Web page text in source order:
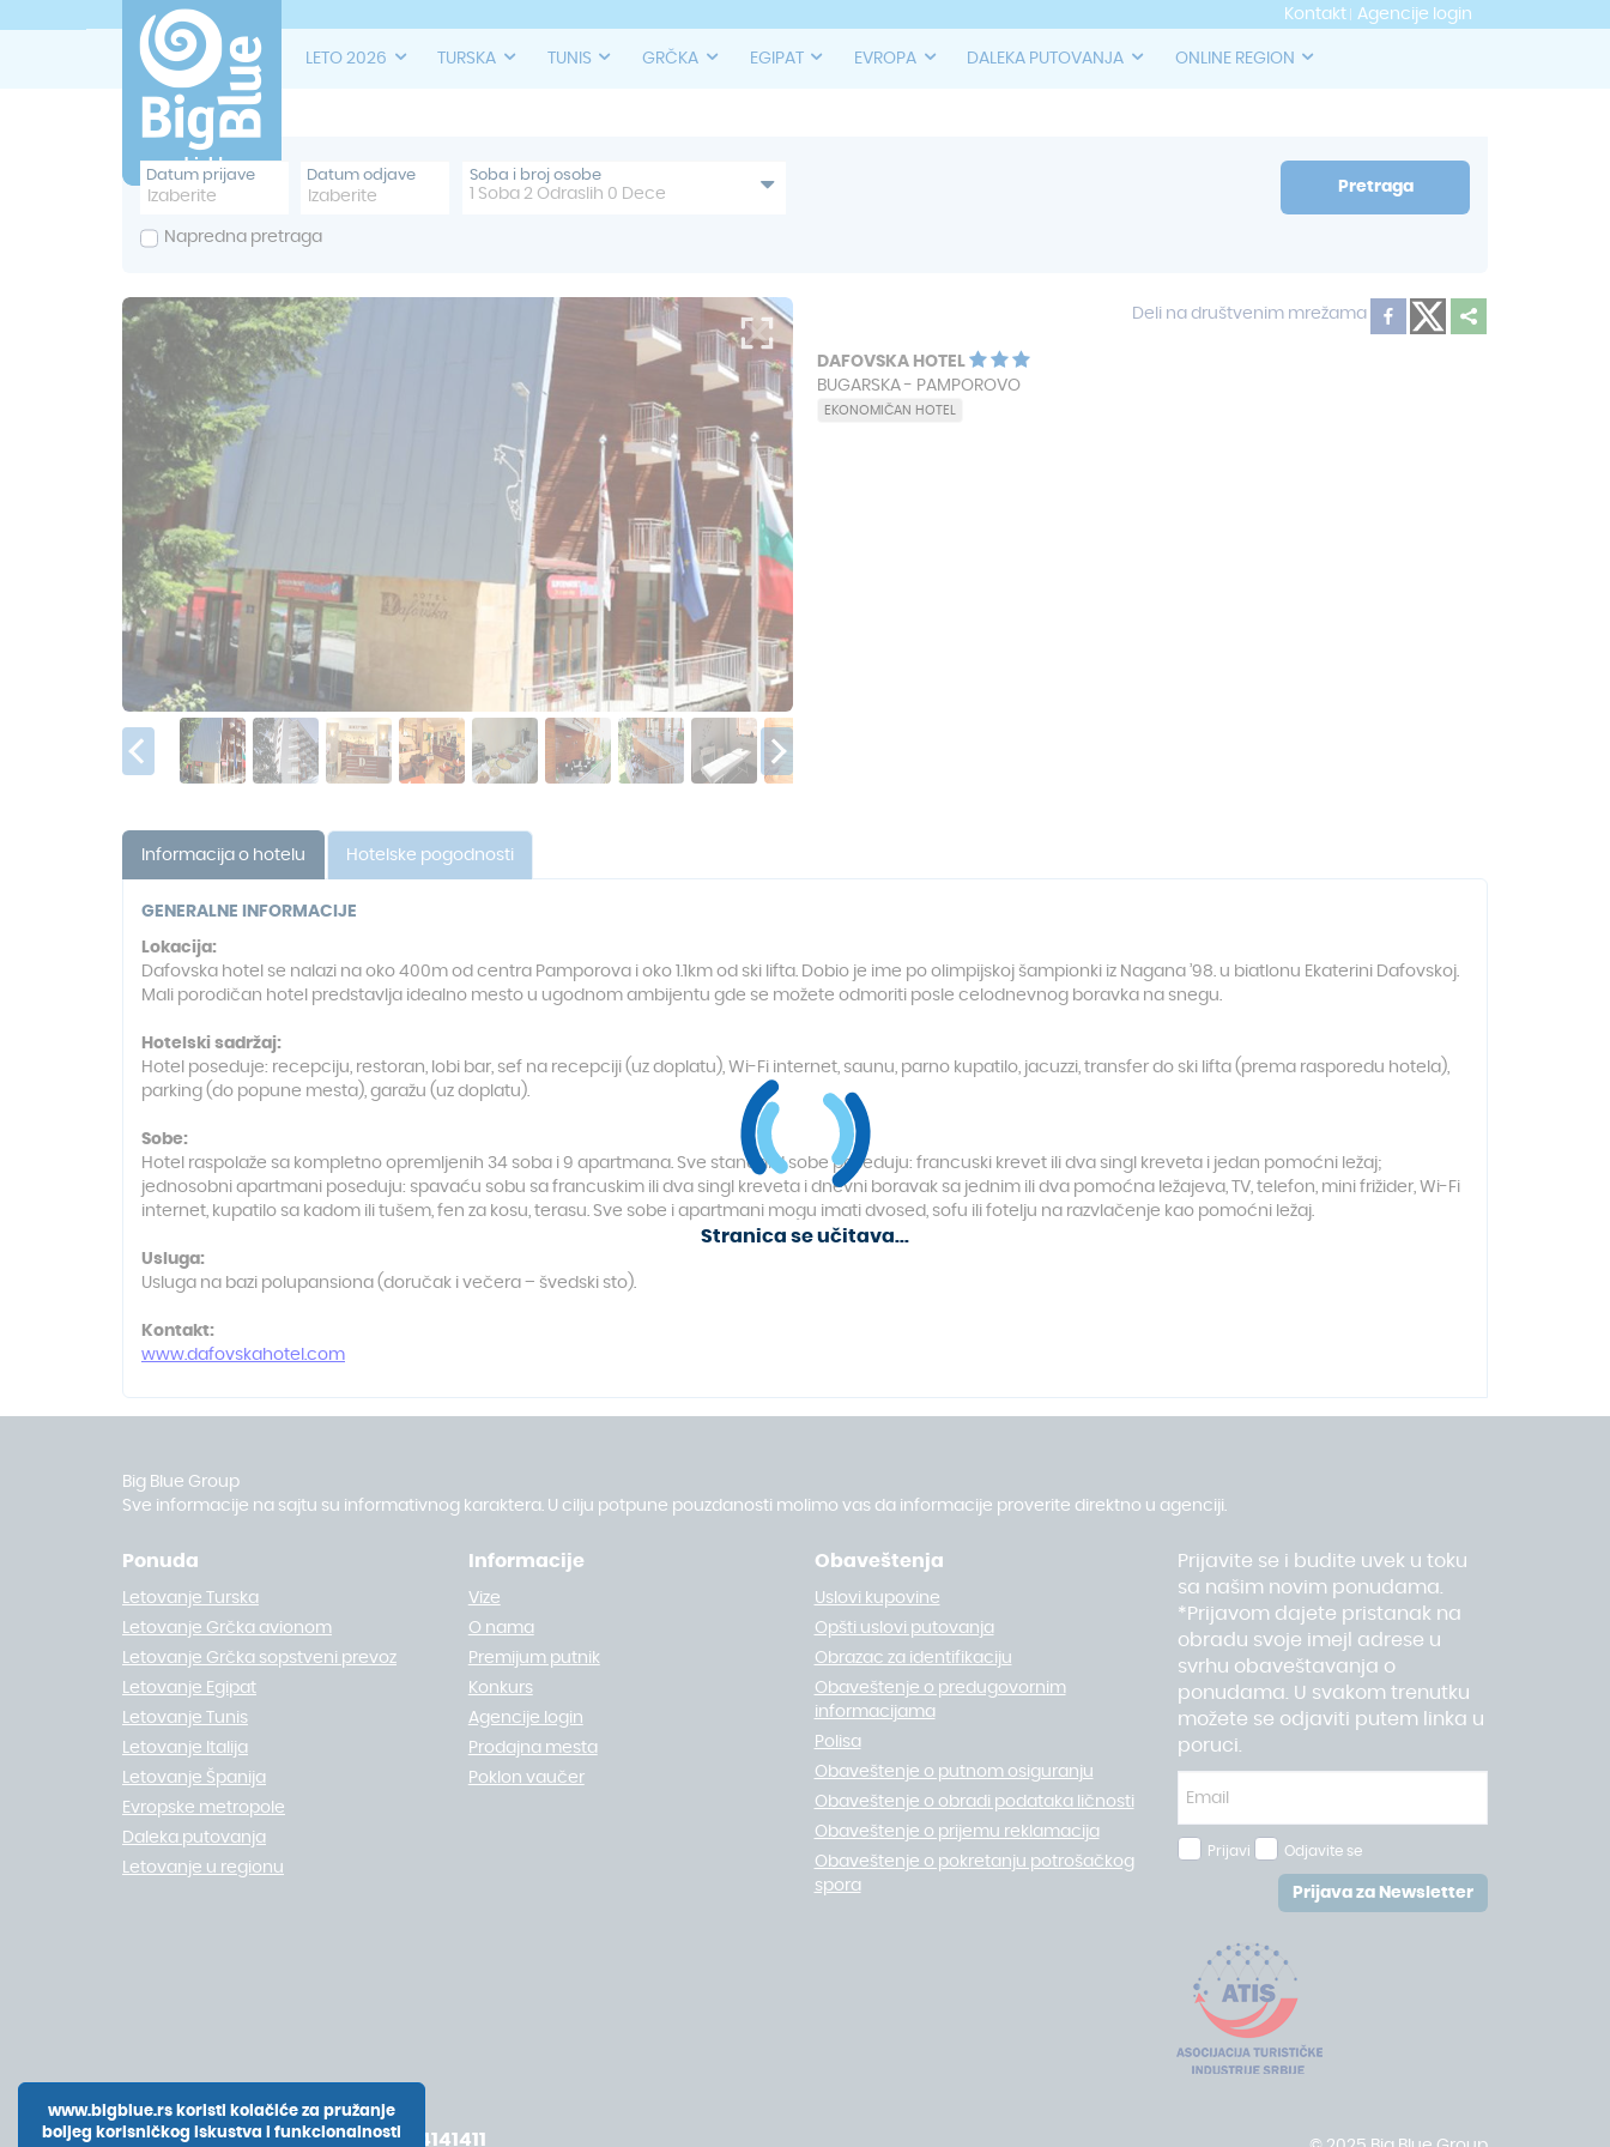
Kontakt Agencije login
LETO 2026 TURSKA TUNIS GRČKA EGIPAT EVROPA DALEKA PUTOVANJA ONLINE REGION
Datum prijave Datum odjave Soba i broj osobe
Soba 2 Odraslih 0 Dece Pretraga
Napredna pretraga
Deli na društvenim mrežama
DAFOVSKA HOTEL
BUGARSKA - PAMPOROVO
EKONOMIČAN HOTEL
Informacija o hotelu Hotelske pogodnosti
GENERALNE INFORMACIJE
Lokacija:
Dafovska hotel se nalazi na oko 400m od centra Pamporova i oko 1.1km od ski lifta. Dobio je ime po olimpijskoj šampionki iz Nagana ’98. u biatlonu Ekaterini Dafovskoj.
Mali porodičan hotel predstavlja idealno mesto u ugodnom ambijentu gde se možete odmoriti posle celodnevnog boravka na snegu.
Hotelski sadržaj:
Hotel poseduje: recepciju, restoran, lobi bar, sef na recepciji (uz doplatu), Wi-Fi internet, saunu, parno kupatilo, jacuzzi, transfer do ski lifta (prema rasporedu hotela),
parking (do popune mesta), garažu (uz doplatu).
Sobe:
Hotel raspolaže sa kompletno opremljenih 34 soba i 9 apartmana. Sve standard sobe poseduju: francuski krevet ili dva singl kreveta i jedan pomoćni ležaj;
jednosobni apartmani poseduju: spavaću sobu sa francuskim ili dva singl kreveta i dnevni boravak sa jednim ili dva pomoćna ležajeva, TV, telefon, mini frižider, Wi-Fi
internet, kupatilo sa kadom ili tušem, fen za kosu, terasu. Sve sobe i apartmani mogu imati dvosed, sofu ili fotelju na razvlačenje kao pomoćni ležaj.
Usluga:
Usluga na bazi polupansiona (doručak i večera – švedski sto).
Kontakt:
www.dafovskahotel.com
Big Blue Group
Sve informacije na sajtu su informativnog karaktera. U cilju potpune pouzdanosti molimo vas da informacije proverite direktno u agenciji.
Ponuda
Letovanje Turska
Letovanje Grčka avionom
Letovanje Grčka sopstveni prevoz
Letovanje Egipat
Letovanje Tunis
Letovanje Italija
Letovanje Španija
Evropske metropole
Daleka putovanja
Letovanje u regionu
Informacije
Vize
O nama
Premijum putnik
Konkurs
Agencije login
Prodajna mesta
Poklon vaučer
Obaveštenja
Uslovi kupovine
Opšti uslovi putovanja
Obrazac za identifikaciju
Obaveštenje o predugovornim
informacijama
Polisa
Obaveštenje o putnom osiguranju
Obaveštenje o obradi podataka ličnosti
Obaveštenje o prijemu reklamacija
Obaveštenje o pokretanju potrošačkog
spora
Prijavite se i budite uvek u toku
sa našim novim ponudama.
*Prijavom dajete pristanak na
obradu svoje imejl adrese u
svrhu obaveštavanja o
ponudama. U svakom trenutku
možete se odjaviti putem linka u
poruci.
Prijavi Odjavite se
Prijava za Newsletter
+381 11 4141411
Stranica se učitava...
www.bigblue.rs koristi kolačiće za pružanje
boljeg korisničkog iskustva i funkcionalnosti